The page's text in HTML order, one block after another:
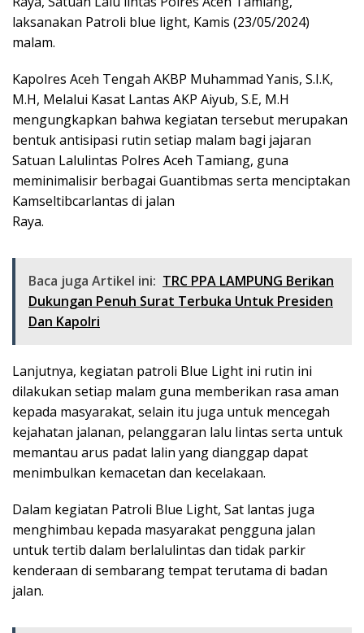
laksanakan Patroli blue light, Kamis (23/05/2024)
malam.
Kapolres Aceh Tengah AKBP Muhammad Yanis, S.I.K,
M.H, Melalui Kasat Lantas AKP Aiyub, S.E, M.H
mengungkapkan bahwa kegiatan tersebut merupakan
bentuk antisipasi rutin setiap malam bagi jajaran
Satuan Lalulintas Polres Aceh Tamiang, guna
meminimalisir berbagai Guantibmas serta menciptakan
Kamseltibcarlantas di jalan
Raya.
Baca juga Artikel ini: TRC PPA LAMPUNG Berikan
Dukungan Penuh Surat Terbuka Untuk Presiden
Dan Kapolri
Lanjutnya, kegiatan patroli Blue Light ini rutin ini
dilakukan setiap malam guna memberikan rasa aman
kepada masyarakat, selain itu juga untuk mencegah
kejahatan jalanan, pelanggaran lalu lintas serta untuk
memantau arus padat lalin yang dianggap dapat
menimbulkan kemacetan dan kecelakaan.
Dalam kegiatan Patroli Blue Light, Sat lantas juga
menghimbau kepada masyarakat pengguna jalan
untuk tertib dalam berlalulintas dan tidak parkir
kenderaan di sembarang tempat terutama di badan
jalan.